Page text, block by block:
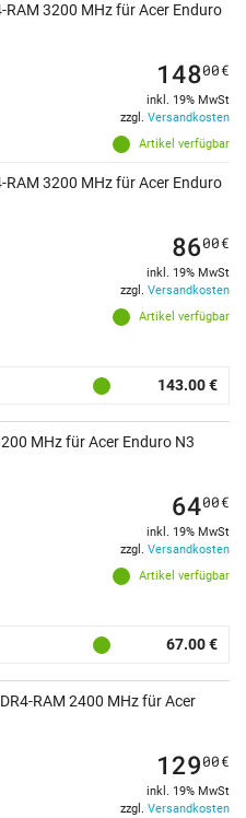
RAM 3200 MHz für Acer Enduro
Artikel verfügbar
14800€
inkl. 19% MwSt
zzgl. Versandkosten
RAM 3200 MHz für Acer Enduro
Artikel verfügbar
8600€
inkl. 19% MwSt
zzgl. Versandkosten
143.00 €
MHz für Acer Enduro N3
Artikel verfügbar
6400€
inkl. 19% MwSt
zzgl. Versandkosten
67.00 €
RAM 2400 MHz für Acer
12900€
inkl. 19% MwSt
zzgl. Versandkosten